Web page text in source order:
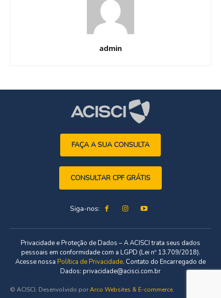
admin
FAÇA A SUA CONSULTA
CONSULTAR CPF GRÁTIS
Siga-nos:
Privacidade e Proteção de Dados – A ACISCI trata seus dados
pessoais em conformidade com a LGPD (Lei nº 13.709/2018).
Acesse nossa Política de Privacidade. Contato do Encarregado de
Dados: privacidade@acisci.com.br
© ACISCI. Desenvolvido porArco Websites & E-commerce.